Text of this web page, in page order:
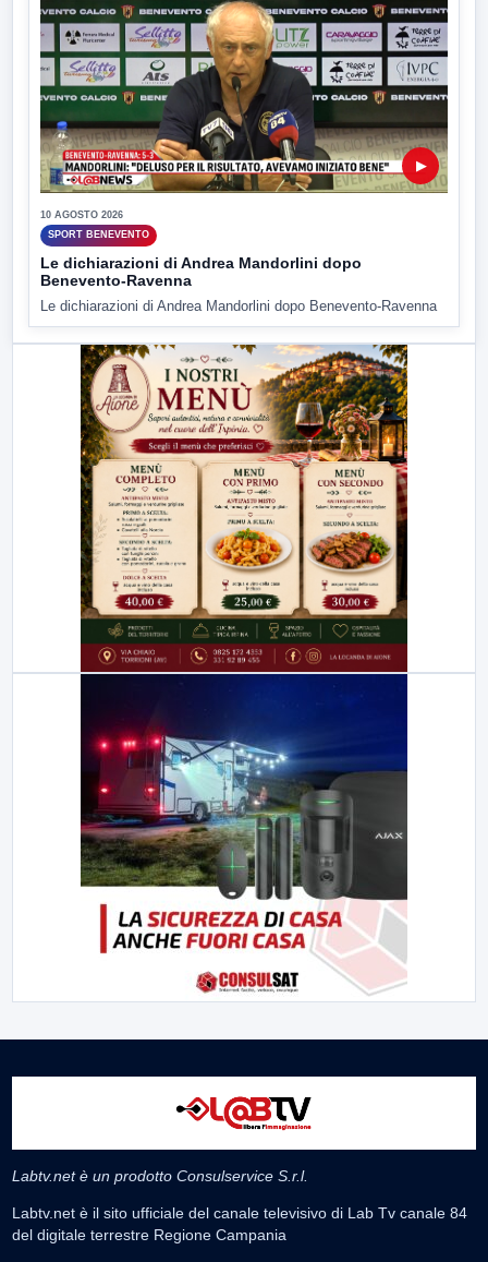
▶
10 AGOSTO 2026
SPORT BENEVENTO
Le dichiarazioni di Andrea Mandorlini dopo
Benevento-Ravenna
Le dichiarazioni di Andrea Mandorlini dopo Benevento-Ravenna
Labtv.net è un prodotto Consulservice S.r.l.
Labtv.net è il sito ufficiale del canale televisivo di Lab Tv canale 84
del digitale terrestre Regione Campania